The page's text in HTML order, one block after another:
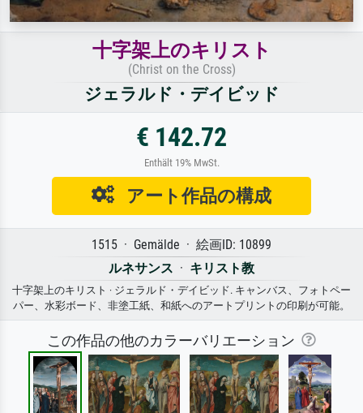
十字架上のキリスト
(Christ on the Cross)
ジェラルド・デイビッド
€ 142.72
Enthält 19% MwSt.
アート作品の構成
1515 · Gemälde · 絵画ID: 10899
ルネサンス · キリスト教
十字架上のキリスト · ジェラルド・デイビッド. キャンバス、フォトペー
パー、水彩ボード、非塗工紙、和紙へのアートプリントの印刷が可能。
この作品の他のカラーバリエーション